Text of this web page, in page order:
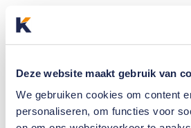
Deze website maakt gebruik van
We gebruiken cookies om content
personaliseren, om functies voor